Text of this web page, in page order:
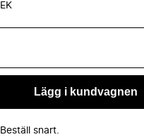
Lägg i kundvagnen
snart.